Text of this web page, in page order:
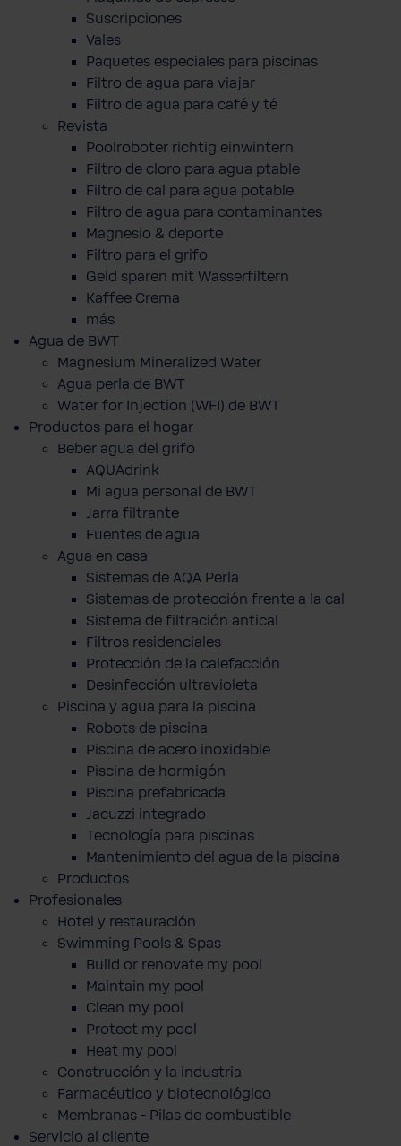
Suscripciones
Vales
Paquetes especiales para piscinas
Filtro de agua para viajar
Filtro de agua para café y té
Revista
Poolroboter richtig einwintern
Filtro de cloro para agua ptable
Filtro de cal para agua potable
Filtro de agua para contaminantes
Magnesio & deporte
Filtro para el grifo
Geld sparen mit Wasserfiltern
Kaffee Crema
más
Agua de BWT
Magnesium Mineralized Water
Agua perla de BWT
Water for Injection (WFI) de BWT
Productos para el hogar
Beber agua del grifo
AQUAdrink
Mi agua personal de BWT
Jarra filtrante
Fuentes de agua
Agua en casa
Sistemas de AQA Perla
Sistemas de protección frente a la cal
Sistema de filtración antical
Filtros residenciales
Protección de la calefacción
Desinfección ultravioleta
Piscina y agua para la piscina
Robots de piscina
Piscina de acero inoxidable
Piscina de hormigón
Piscina prefabricada
Jacuzzi integrado
Tecnología para piscinas
Mantenimiento del agua de la piscina
Productos
Profesionales
Hotel y restauración
Swimming Pools & Spas
Build or renovate my pool
Maintain my pool
Clean my pool
Protect my pool
Heat my pool
Construcción y la industria
Farmacéutico y biotecnológico
Membranas - Pilas de combustible
Servicio al cliente